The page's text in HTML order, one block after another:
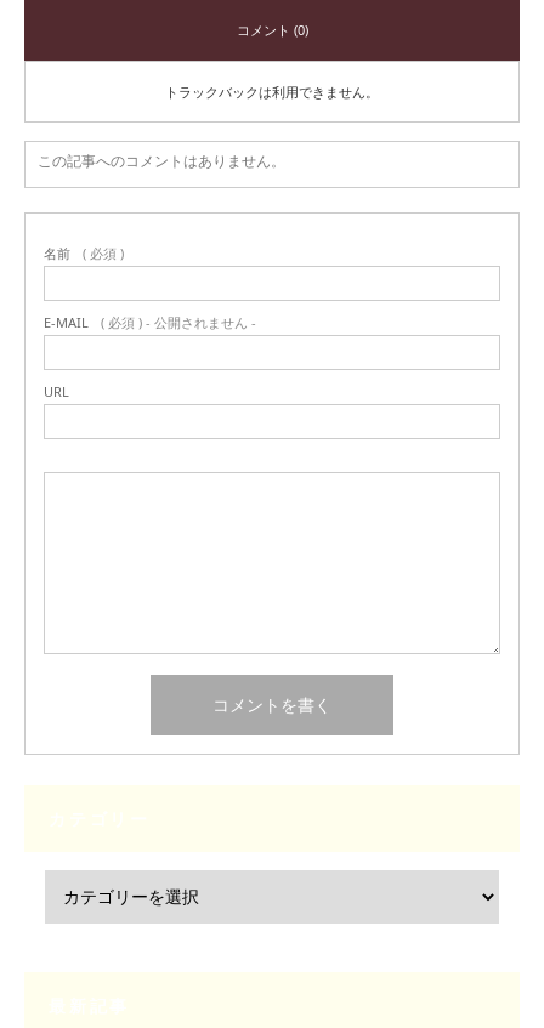
コメント (0)
トラックバックは利用できません。
この記事へのコメントはありません。
名前 ( 必須 )
E-MAIL ( 必須 ) - 公開されません -
URL